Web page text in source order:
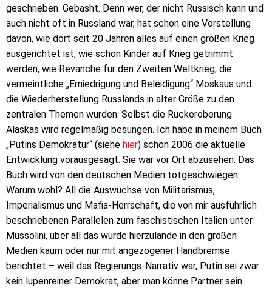
geschrieben. Gebasht. Denn wer, der nicht Russisch kann und
auch nicht oft in Russland war, hat schon eine Vorstellung
davon, wie dort seit 20 Jahren alles auf einen großen Krieg
ausgerichtet ist, wie schon Kinder auf Krieg getrimmt
werden, wie Revanche für den Zweiten Weltkrieg, die
vermeintliche „Erniedrigung und Beleidigung“ Moskaus und
die Wiederherstellung Russlands in alter Größe zu den
zentralen Themen wurden. Selbst die Rückeroberung
Alaskas wird regelmäßig besungen. Ich habe in meinem Buch
„Putins Demokratur“ (siehe hier) schon 2006 die aktuelle
Entwicklung vorausgesagt. Sie war vor Ort abzusehen. Das
Buch wird von den deutschen Medien totgeschwiegen.
Warum wohl? All die Auswüchse von Militarismus,
Imperialismus und Mafia-Herrschaft, die von mir ausführlich
beschriebenen Parallelen zum faschistischen Italien unter
Mussolini, über all das wurde hierzulande in den großen
Medien kaum oder nur mit angezogener Handbremse
berichtet – weil das Regierungs-Narrativ war, Putin sei zwar
kein lupenreiner Demokrat, aber man könne Partner sein.